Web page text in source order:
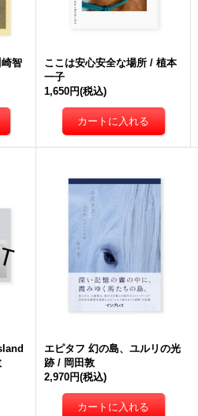
智
ここは安心安全な場所 / 植本
一子
1,650円(税込)
エピタフ 幻の島、ユルリの光
跡 / 岡田敦
2,970円(税込)